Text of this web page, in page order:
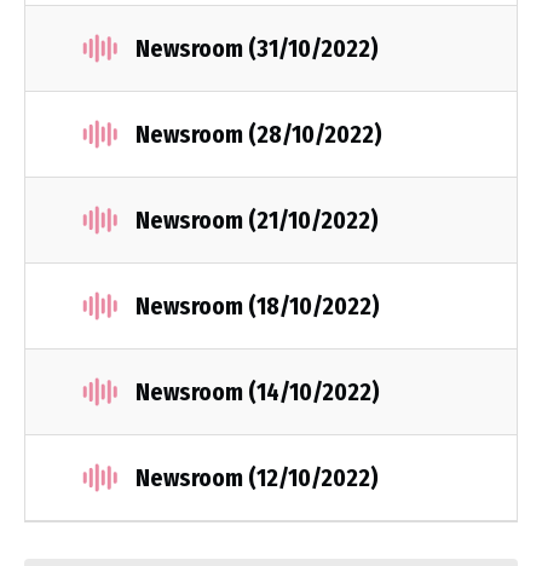
Newsroom (31/10/2022)
Newsroom (28/10/2022)
Newsroom (21/10/2022)
Newsroom (18/10/2022)
Newsroom (14/10/2022)
Newsroom (12/10/2022)